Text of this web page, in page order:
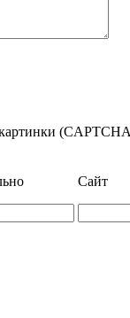
Сайт